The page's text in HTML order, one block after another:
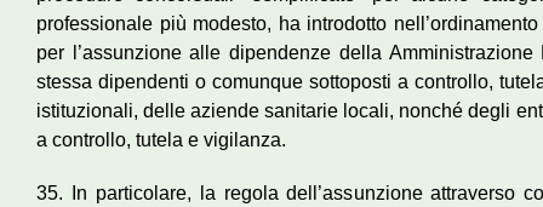
professionale più modesto, ha introdotto
per l’assunzione alle dipendenze della
stessa dipendenti o comunque sottoposti a controllo,
istituzionali, delle aziende sanitarie locali, nonché degli
a controllo, tutela e vigilanza.
35. In particolare, la regola dell’assunzione attraverso